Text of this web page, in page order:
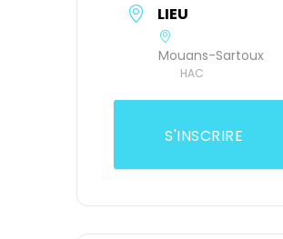
LIEU
Mouans-Sartoux
HAC
S'INSCRIRE